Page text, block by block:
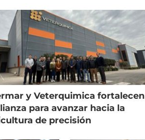
y Veterquimica fortalecen
para avanzar hacia la
de precisión